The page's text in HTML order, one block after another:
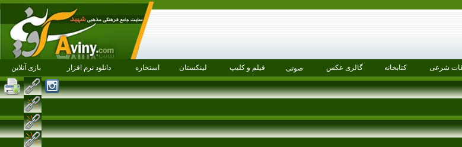
شرعی کتابخانه گالری عکس صوتی فیلم و کلیپ لینکستان استخاره دانلود نرم افزار بازی آنلاین